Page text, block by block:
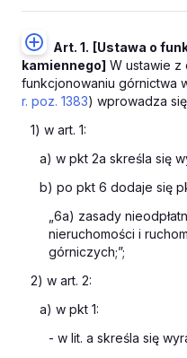
Art. 1. [Ustawa o
kamiennego] W ustawie z
funkcjonowaniu górnictwa
r. poz. 1383) wprowadza
1) w art. 1:
a) w pkt 2a skreśla się
b) po pkt 6 dodaje się
„6a) zasady
nieruchomości i
górniczych;”;
2) w art. 2:
a) w pkt 1:
- w lit. a skreśla się